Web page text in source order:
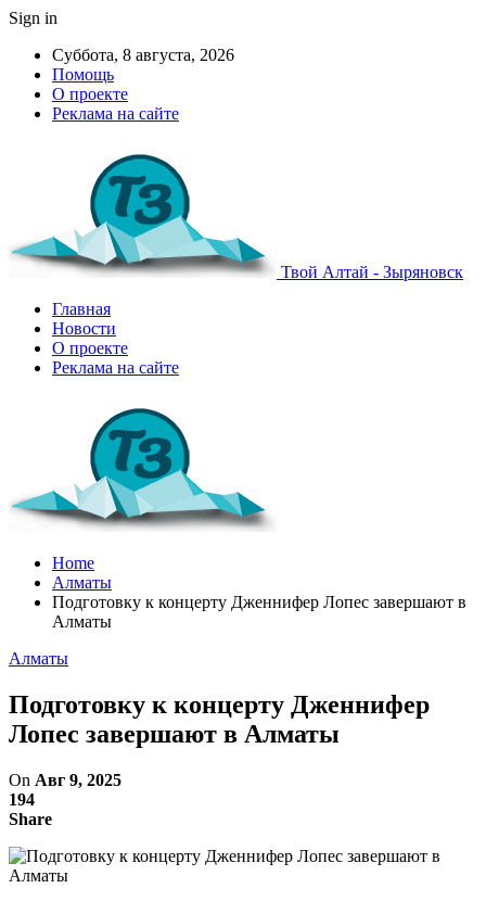
Sign in
Суббота, 8 августа, 2026
Помощь
О проекте
Реклама на сайте
Твой Алтай - Зыряновск
Главная
Новости
О проекте
Реклама на сайте
Home
Алматы
Подготовку к концерту Дженнифер Лопес завершают в
Алматы
Алматы
Подготовку к концерту Дженнифер
Лопес завершают в Алматы
On Авг 9, 2025
194
Share